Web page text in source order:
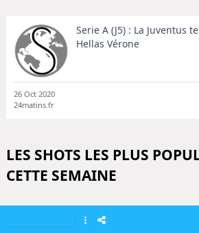
Serie A (J5) : La Juventus
Hellas Vérone
26 Oct 2020
24matins.fr
LES SHOTS LES PLUS
CETTE SEMAINE